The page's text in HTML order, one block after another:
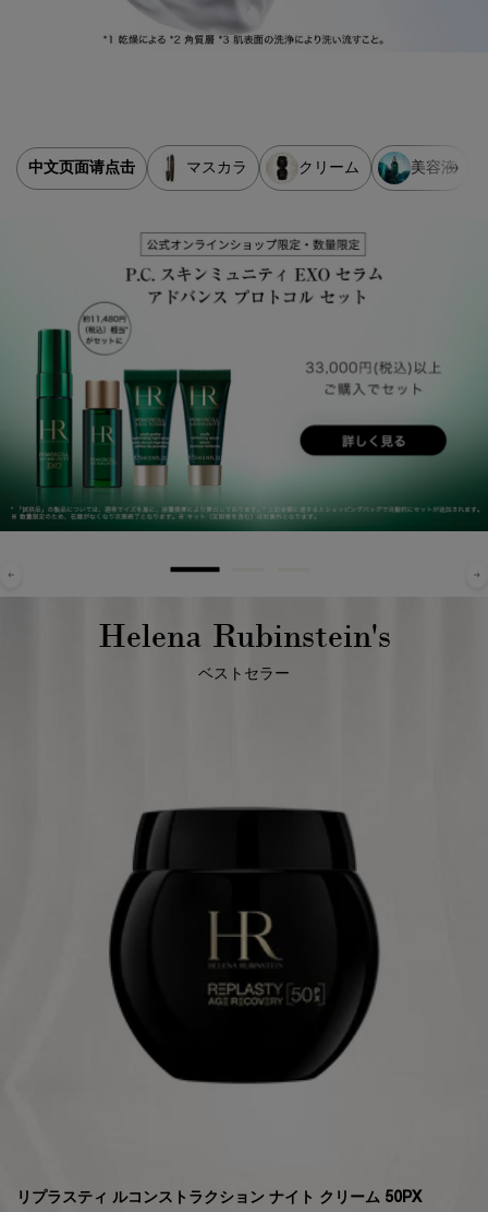
中文页面请点击 マスカラ クリーム 美容液
Helena Rubinstein's
ベストセラー
リプラスティ ルコンストラクション ナイト クリーム 50PX